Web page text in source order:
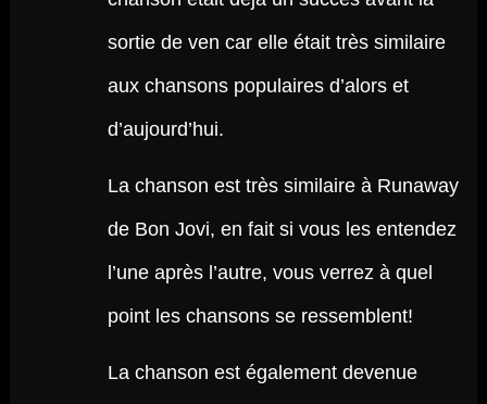
sortie de ven car elle était très similaire
aux chansons populaires d’alors et
d’aujourd’hui.
La chanson est très similaire à Runaway
de Bon Jovi, en fait si vous les entendez
l’une après l’autre, vous verrez à quel
point les chansons se ressemblent!
La chanson est également devenue